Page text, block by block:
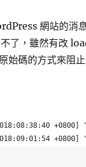
網站的消
了，雖然有改
始碼的方式來阻止
+0800]
+0800]